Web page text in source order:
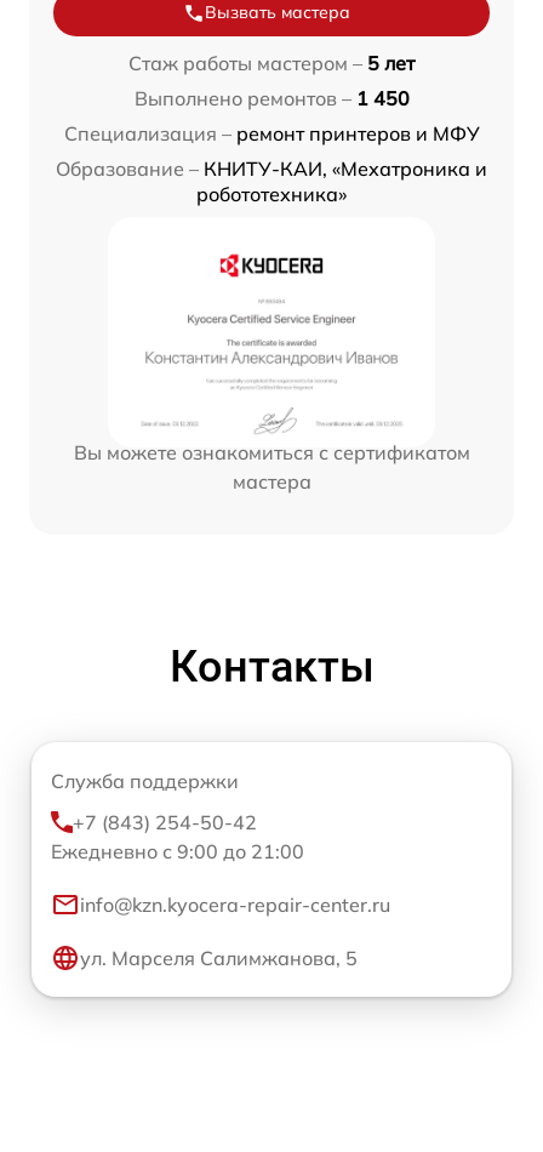
Вызвать мастера
Стаж работы мастером – 5 лет
Выполнено ремонтов – 1 450
Специализация – ремонт принтеров и МФУ
Образование – КНИТУ-КАИ, «Мехатроника и
робототехника»
Вы можете ознакомиться с сертификатом
мастера
Контакты
Служба поддержки
+7 (843) 254-50-42
Ежедневно с 9:00 до 21:00
info@kzn.kyocera-repair-center.ru
ул. Марселя Салимжанова, 5